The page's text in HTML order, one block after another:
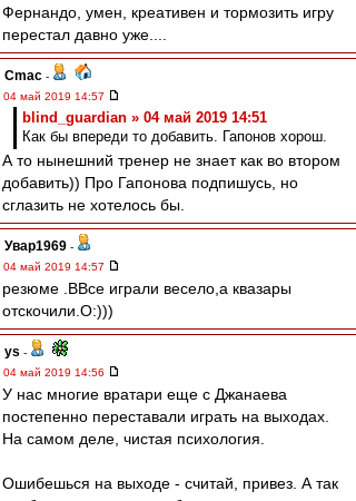
Фернандо, умен, креативен и тормозить игру
перестал давно уже....
Cmac -
04 май 2019 14:57
blind_guardian » 04 май 2019 14:51
Как бы впереди то добавить. Гапонов хорош.
А то нынешний тренер не знает как во втором
добавить)) Про Гапонова подпишусь, но
сглазить не хотелось бы.
Увар1969 -
04 май 2019 14:57
резюме .ВВсе играли весело,а квазары
отскочили.О:)))
ys -
04 май 2019 14:56
У нас многие вратари еще с Джанаева
постепенно переставали играть на выходах.
На самом деле, чистая психология.
Ошибешься на выходе - считай, привез. А так